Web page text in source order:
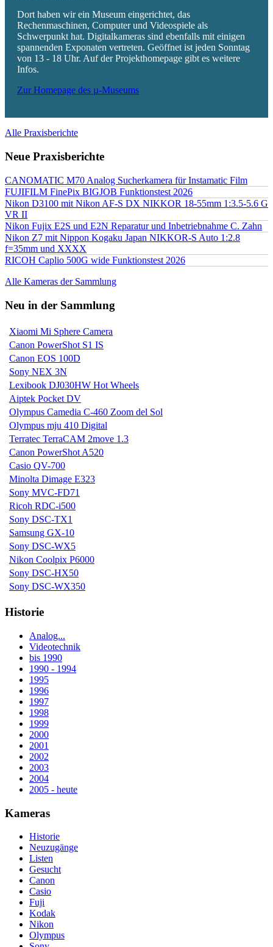
Dort haben wir ein Museum eingerichtet, das
Rechenmaschinen, Computer und Videospiele als
Schwerpunkt hat. Digitalkameras sind ebenfalls mit einigen
spannenden Exponaten vertreten. Geöffnet ist jeden Sonntag
von 13 - 18 Uhr. Auf der Projekthomepage gibt es weitere
Infos.
Zur Homepage des µ-Museums
Alle Praxisberichte
Neue Praxisberichte
CANOMATIC M70 Analog Sucherkamera für Instamatic Film
FUJIFILM FinePix BIGJOB Funktionstest 2026
Nikon D3100 mit Nikon AF-S DX NIKKOR 18-55mm 1:3.5-5.6 G
VR II
Nikon Fujix E2S und E2N Reparatur und Inbetriebnahme C. Zahn
Nikon Z7 mit Nippon Kogaku Japan NIKKOR-S Auto 1:2.8
f=35mm und XXXX
RICOH Caplio 500G wide Funktionstest 2026
Alle Kameras der Sammlung
Neu in der Sammlung
Xiaomi Mi Sphere Camera
Canon PowerShot S1 IS
Canon EOS 100D
Sony NEX 3N
Lexibook DJ030HW Hot Wheels
Aiptek Pocket DV
Olympus Camedia C-460 Zoom del Sol
Olympus mju 410 Digital
Terratec TerraCAM 2move 1.3
Canon PowerShot A520
Casio QV-700
Minolta Dimage E323
Sony MVC-FD71
Ricoh RDC-i500
Sony DSC-TX1
Samsung GX-10
Sony DSC-WX5
Nikon Coolpix P6000
Sony DSC-HX50
Sony DSC-WX350
Historie
Analog...
Videotechnik
bis 1990
1990 - 1994
1995
1996
1997
1998
1999
2000
2001
2002
2003
2004
2005 - heute
Kameras
Historie
Neuzugänge
Listen
Gesucht
Canon
Casio
Fuji
Kodak
Nikon
Olympus